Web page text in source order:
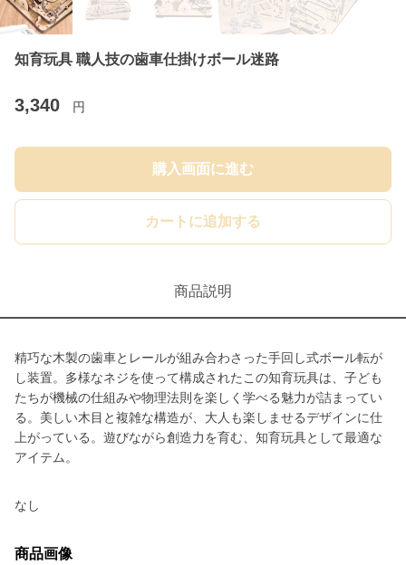
知育玩具 職人技の歯車仕掛けボール迷路
3,340 円
購入画面に進む
カートに追加する
商品説明
精巧な木製の歯車とレールが組み合わさった手回し式ボール転が
し装置。多様なネジを使って構成されたこの知育玩具は、子ども
たちが機械の仕組みや物理法則を楽しく学べる魅力が詰まってい
る。美しい木目と複雑な構造が、大人も楽しませるデザインに仕
上がっている。遊びながら創造力を育む、知育玩具として最適な
アイテム。
なし
商品画像